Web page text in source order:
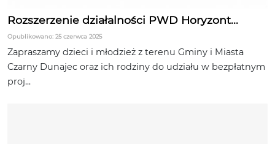
Rozszerzenie działalności PWD Horyzont...
Opublikowano: 25 czerwca 2025
Zapraszamy dzieci i młodzież z terenu Gminy i Miasta
Czarny Dunajec oraz ich rodziny do udziału w bezpłatnym
proj...